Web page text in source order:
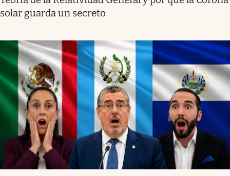
solar guarda un secreto